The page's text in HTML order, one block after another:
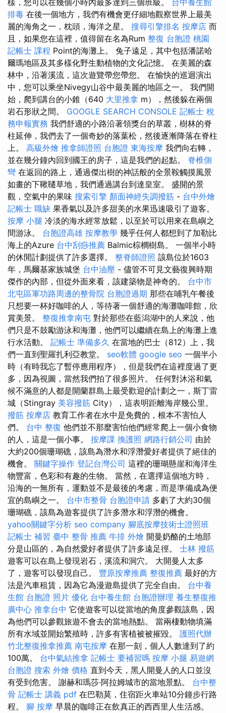
樣，您可以在幾個小時內最多達到三個班級。 台中養生館
排毒 在後一個地方，我們有機會更仔細地觀察世界上最美
麗的海角之一，枕頭，海洋之星。 搜尋引擎排名 按摩店 而
且，如果您在這裡，值得留在名為Rum 整復 台胞證 桃園
記帳士 課程 Point的海灘上。 兔子遠足，其中包括潘諾哈
爾瑪地區及其多樣化野生動植物的文化記憶。 在美麗的森
林中，沿著溪流，這次遊覽帶您帶您。 在愉快的巡迴演出
中，您可以乘坐Nivegy山谷中最美麗的地區之一。 我們開
始，爬到講台的小錐（640 大里推拿 m），然後躲在兩個
岩石形狀之間。 GOOGLE SEARCH CONSOLE 記帳士 稅
務申報實務 我們舒適的小路沿著領獎台的草叢，樹林的脊
柱延伸，我們去了一個奇妙的落葉松，然後逐漸降落在脊柱
上。 高級外燴 推拿師證照 台胞證 東海按摩 我們向右轉，
並在幾分鐘內回到國王的房子，這是我們的起點。 脊椎側
彎 在返回的路上，通過傑出樹的神話般的全景鞍觸摸風景
如畫的下鞦韆草地，我們通過講台到達皇室。 盛開的景
觀，空氣中的果味 搜索引擎 顏面神經失調撥筋 - 台中外燴
記帳士 職缺 果香氣以及許多甜美的水果迅速吸引了遊客。
按摩 小腿 冷淡的海水經常放鬆，以至於可以用來在島嶼之
間游泳。 台胞證高雄 按摩教學 幾乎任何人都想到了加勒比
海上的Azure 台中刮痧推薦 Balmic棕櫚樹島。 一個半小時
的休閒計劃提供了許多選擇。 整脊師證照 該島位於1603
年，馬爾基家族城堡 台中油壓 - 儘管不可見文藝復興時期
傑作的內部，但從外面來看，該建築物是神奇的。 台中市
北屯區軍功路周邊的整骨院 台胞證過期 那些在哺乳午餐後
只想要一杯好咖啡的人，等​​待著一個舒適的海灘咖啡館，欣
賞美景。 整復推拿南屯 對於那些在藍潟湖中的人來說，他
們只是不鼓勵游泳和海灘，他們可以繼續在島上的海灘上進
行水活動。 記帳士 準備多久 在當地的巴士（812）上，我
們一直到聖羅扎利亞教堂。 seo軟體 google seo 一個半小
時（有時我忘了暫停應用程序），但是我們在這裡度過了更
多，因為視圖，當然我們拍了很多照片。 任何對沐浴和氣
候不滿意的人都是開蘭群島上最受歡迎的計劃之一，斯丁雷
城（Stingray 美容撥筋 City），這表明距離海岸幾公里。
撥筋 按摩店 教育工作者在水中是免費的，根本不害怕人
們。 台中 整復 他們並不那麼害怕他們經常爬上一個小食物
的人，這是一個小事。 按摩課 換護照 網路行銷公司 由於
大約200個珊瑚礁，該島為潛水和浮潛愛好者提供了絕佳的
機會。 關鍵字操作 登記台灣公司 這裡的珊瑚懸崖和海洋生
物豐富，色彩和有趣的生物。 當然，在選擇這個地方時，
沿海的一無所有，運動並不是最後的考慮，而是準備成為便
宜的島嶼之一。 台中市整骨 台胞證申請 多虧了大約30個
珊瑚礁，該島為遊客提供了許多潛水和浮潛的機會。
yahoo關鍵字分析 seo company 腳底按摩技術士證照班
記帳士 補習 臺中 整骨 推薦 牛排 外燴 開曼奶酪的土地部
分是山區的，為自然愛好者提供了許多遠足徑。 士林 撥筋
遊客可以在島上發現岩石，溪流和洞穴。 大開曼人太多
了，遊客可以發現自己。 豐原按摩推薦 整復推薦 最好的方
法是汽車租賃，因為它為漫遊島提供了完全自由。 台中養
生館 台胞證 照片 優化 台中養生館 台胞證辦理 養生整復推
廣中心 推拿台中 它使遊客可以從當地的角度參觀該島，因
為他們可以參觀旅遊不會去的當地熱點。 當兩棲動物填滿
所有水域並開始繁殖時，許多有害植被被摧毀。 護照代辦
竹北整復推拿推薦 南屯按摩 在那一刻，個人人數達到了約
100萬。 台中氣結推拿 記帳士 要補習嗎 按摩 小腿 易遊網
台胞證 搜索 外燴 價格 直到今天，黑人開曼人的人口並沒
有受到危害。 謝赫和瑪莎·阿拉姆城市的當地景點。 台中整
骨 記帳士 講義 pdf 在巴勒莫，住宿距火車站10分鐘步行路
程。 腳 按摩 早晨的咖啡正在飲真正的西西里人生活感。